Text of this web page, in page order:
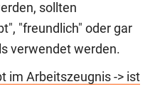
sollten
"freundlich" oder gar
verwendet werden.
im Arbeitszeugnis -> ist